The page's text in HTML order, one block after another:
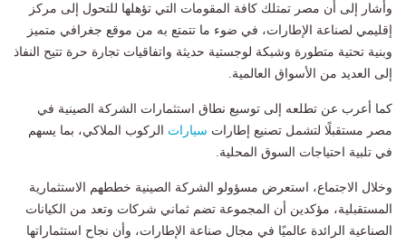
وأشار إلى أن مصر تمتلك كافة المقومات التي تؤهلها للتحول إلى مركز
إقليمي لصناعة الإطارات، في ضوء ما تتمتع به من موقع جغرافي متميز
وبنية تحتية متطورة وشبكة لوجستية حديثة واتفاقيات تجارة حرة تتيح النفاذ
إلى العديد من الأسواق العالمية.
كما أعرب عن تطلعه إلى توسيع نطاق استثمارات الشركة الصينية في
مصر مستقبلًا لتشمل تصنيع إطارات سيارات الركوب الملاكي، بما يسهم
في تلبية احتياجات السوق المحلية.
وخلال الاجتماع، استعرض مسؤولو الشركة الصينية خططهم الاستثمارية
المستقبلية، مؤكدين أن المجموعة تضم ثماني شركات وتعد من الكيانات
الصناعية الرائدة عالميًا في مجال صناعة الإطارات، وأن نجاح استثماراتها